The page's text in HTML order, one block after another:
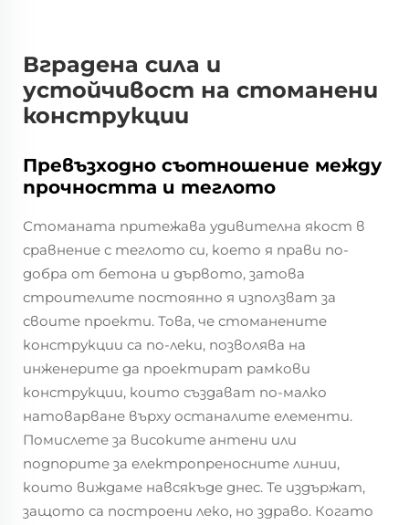
Вградена сила и
устойчивост на стоманени
конструкции
Превъзходно съотношение между
прочността и теглото
Стоманата притежава удивителна якост в
сравнение с теглото си, което я прави по-
добра от бетона и дървото, затова
строителите постоянно я използват за
своите проекти. Това, че стоманените
конструкции са по-леки, позволява на
инженерите да проектират рамкови
конструкции, които създават по-малко
натоварване върху останалите елементи.
Помислете за високите антени или
подпорите за електропреносните линии,
които виждаме навсякъде днес. Те издържат,
защото са построени леко, но здраво. Когато